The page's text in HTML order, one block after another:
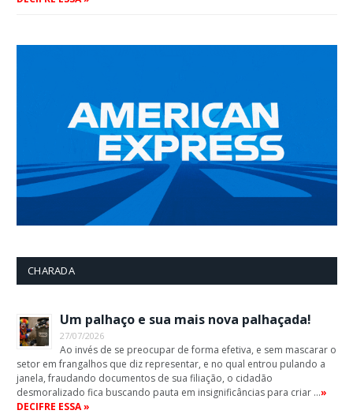
CHARADA
Um palhaço e sua mais nova palhaçada!
27/07/2026
Ao invés de se preocupar de forma efetiva, e sem mascarar o
setor em frangalhos que diz representar, e no qual entrou pulando a
janela, fraudando documentos de sua filiação, o cidadão
desmoralizado fica buscando pauta em insignificâncias para criar …»
DECIFRE ESSA »